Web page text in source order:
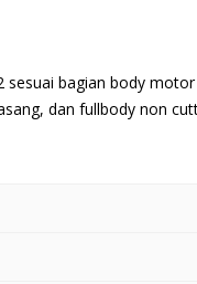
bagian body
dan fullbody non